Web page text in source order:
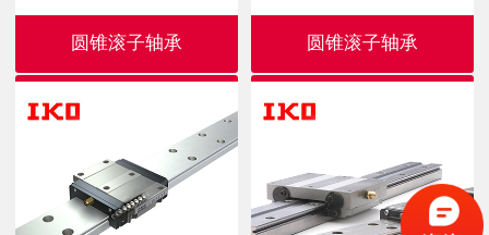
圆锥滚子轴承 圆锥滚子轴承